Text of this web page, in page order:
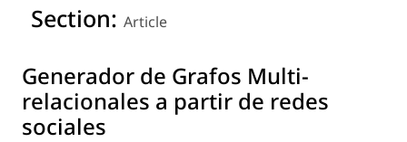
Section: Article
Generador de Grafos Multi-
relacionales a partir de redes
sociales